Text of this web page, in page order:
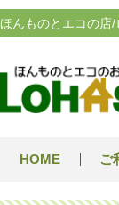
ほんものとエコの店/
HOME ご